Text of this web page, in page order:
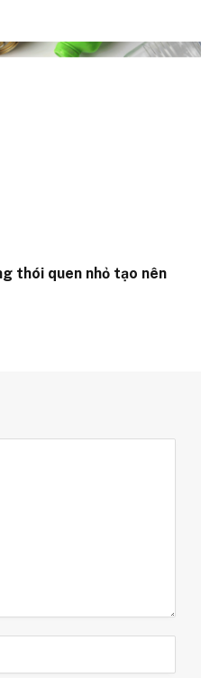
thói quen nhỏ tạo nên